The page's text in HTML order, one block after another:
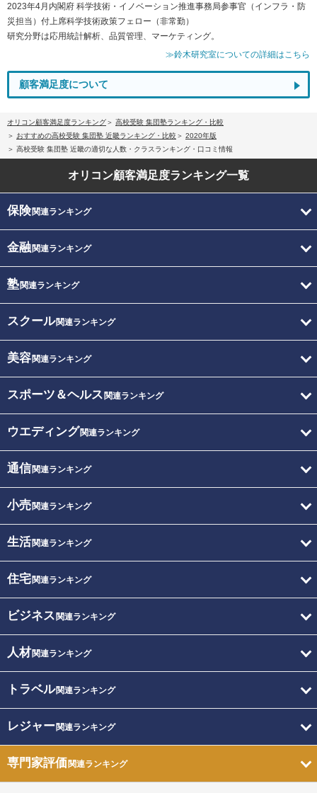
2023年4月内閣府 科学技術・イノベーション推進事務局参事官（インフラ・防
災担当）付上席科学技術政策フェロー（非常勤）
研究分野は応用統計解析、品質管理、マーケティング。
≫鈴木研究室についての詳細はこちら
顧客満足度について
オリコン顧客満足度ランキング
高校受験 集団塾ランキング・比較
おすすめの高校受験 集団塾 近畿ランキング・比較
2020年版
高校受験 集団塾 近畿の適切な人数・クラスランキング・口コミ情報
オリコン顧客満足度ランキング一覧
保険関連ランキング
金融関連ランキング
塾関連ランキング
スクール関連ランキング
美容関連ランキング
スポーツ＆ヘルス 関連ランキング
ウエディング関連ランキング
通信関連ランキング
小売関連ランキング
生活関連ランキング
住宅関連ランキング
ビジネス 関連ランキング
人材関連ランキング
トラベル関連ランキング
レジャー関連ランキング
専門家評価関連ランキング